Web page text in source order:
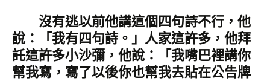
沒有逃以前他講這個四句詩不行，他
說：「我有四句詩。」人家這許多，他拜
託這許多小沙彌，他說：「我嘴巴裡講你
幫我寫，寫了以後你也幫我去貼在公告牌